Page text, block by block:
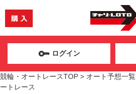
ログイン
競輪・オートレースTOP > オート予想一覧
ートレース